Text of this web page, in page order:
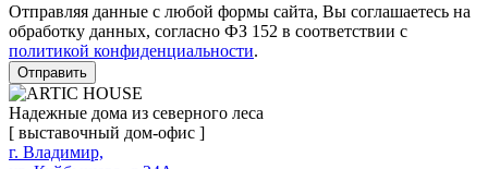
Отправляя данные с любой формы сайта, Вы соглашаетесь на
обработку данных, согласно ФЗ 152 в соответствии с
политикой конфиденциальности.
Отправить
Надежные дома из северного леса
[ выставочный дом-офис ]
г. Владимир,